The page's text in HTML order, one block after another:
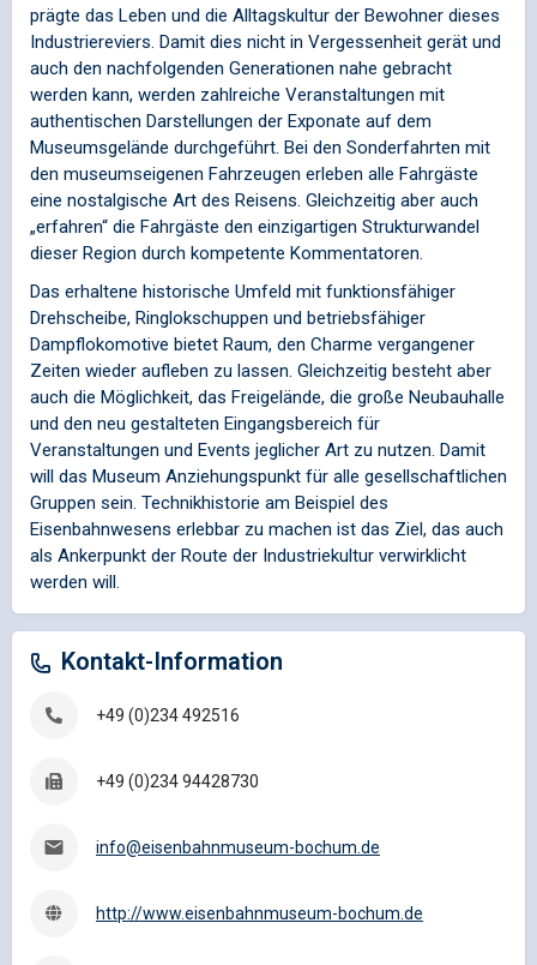
prägte das Leben und die Alltagskultur der Bewohner dieses
Industriereviers. Damit dies nicht in Vergessenheit gerät und
auch den nachfolgenden Generationen nahe gebracht
werden kann, werden zahlreiche Veranstaltungen mit
authentischen Darstellungen der Exponate auf dem
Museumsgelände durchgeführt. Bei den Sonderfahrten mit
den museumseigenen Fahrzeugen erleben alle Fahrgäste
eine nostalgische Art des Reisens. Gleichzeitig aber auch
„erfahren“ die Fahrgäste den einzigartigen Strukturwandel
dieser Region durch kompetente Kommentatoren.
Das erhaltene historische Umfeld mit funktionsfähiger
Drehscheibe, Ringlokschuppen und betriebsfähiger
Dampflokomotive bietet Raum, den Charme vergangener
Zeiten wieder aufleben zu lassen. Gleichzeitig besteht aber
auch die Möglichkeit, das Freigelände, die große Neubauhalle
und den neu gestalteten Eingangsbereich für
Veranstaltungen und Events jeglicher Art zu nutzen. Damit
will das Museum Anziehungspunkt für alle gesellschaftlichen
Gruppen sein. Technikhistorie am Beispiel des
Eisenbahnwesens erlebbar zu machen ist das Ziel, das auch
als Ankerpunkt der Route der Industriekultur verwirklicht
werden will.
Kontakt-Information
+49 (0)234 492516
+49 (0)234 94428730
info@eisenbahnmuseum-bochum.de
http://www.eisenbahnmuseum-bochum.de